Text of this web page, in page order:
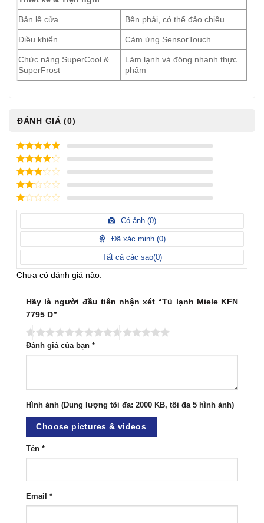
Bản lề cửa Bên phải, có thể đảo chiều
Điều khiển Cảm ứng SensorTouch
Chức năng SuperCool &
SuperFrost
Làm lạnh và đông nhanh thực
phẩm
ĐÁNH GIÁ (0)
5/ 5 điểm
4/ 5
điểm
3/ 5
điểm
2/
điểm
1
điểm
Có ảnh (0)
Đã xác minh (0)
Tất cả các sao(0)
Chưa có đánh giá nào.
Hãy là người đầu tiên nhận xét “Tủ lạnh Miele KFN
7795 D”
Đánh giá của bạn *
Hình ảnh (Dung lượng tối đa: 2000 KB, tối đa 5 hình ảnh)
Choose pictures & videos
Tên *
Email *